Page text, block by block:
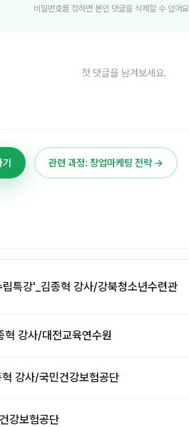
비밀번호를 정하면 본인 댓글을 삭제할 수 있어요
첫 댓글을 남겨보세요.
관련 과정: 창업마케팅 전략 →
특강'_김종혁 강사/강북청소년수련관
혁 강사/대전교육연수원
강사/국민건강보험공단
강보험공단